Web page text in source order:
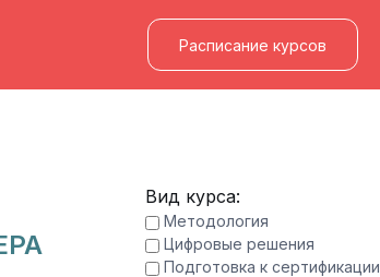
Расписание курсов
Вид курса:
Методология
Цифровые решения
Подготовка к сертификации